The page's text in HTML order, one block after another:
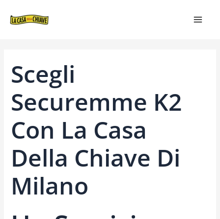
Scegli
Securemme K2
Con La Casa
Della Chiave Di
Milano
ARTICOLI